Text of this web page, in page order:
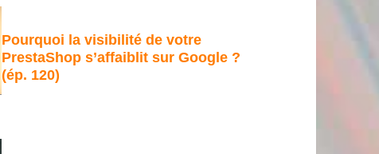
Pourquoi la visibilité de votre
PrestaShop s’affaiblit sur Google ?
(ép. 120)